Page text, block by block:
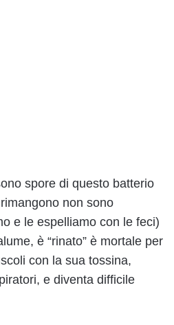
spore di questo batterio
non sono
e le espelliamo con le feci)
è “rinato” è mortale per
con la sua tossina,
e diventa difficile